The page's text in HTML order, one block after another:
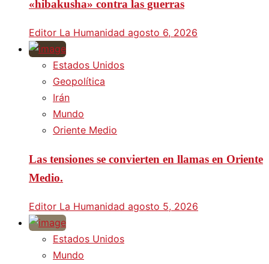
«hibakusha» contra las guerras
Editor La Humanidad agosto 6, 2026
Estados Unidos
Geopolítica
Irán
Mundo
Oriente Medio
Las tensiones se convierten en llamas en Oriente
Medio.
Editor La Humanidad agosto 5, 2026
Estados Unidos
Mundo